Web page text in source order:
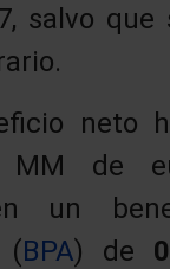
salvo que
neto
MM de
un
(BPA) de